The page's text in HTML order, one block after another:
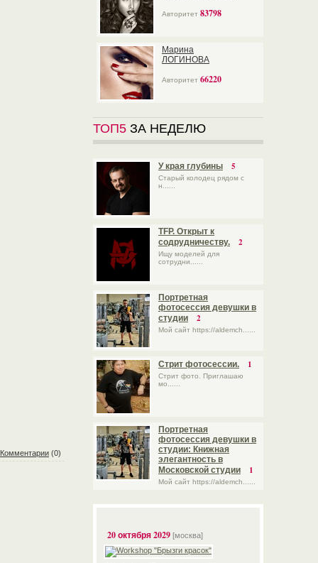
Комментарии (0)
Авторитет 83798
Марина
ЛОГИНОВА
Авторитет 66220
ТОП5 ЗА НЕДЕЛЮ
У края глубины 5
Старый колодец рядом с
н......
TFP. Открыт к
содрудничеству.
2
Ищу моделей для
сотрудни......
Портретная
фотосессия девушки в
студии
2
Мой сайт https://aldemch......
Стрит фотосессии. 1
Стрит фото. Приглашаю
мо......
Портретная
фотосессия девушки в
студии: Книжная
элегантность в
Московской студии
1
Мой сайт https://aldemch......
20 октября 2029 [москва]